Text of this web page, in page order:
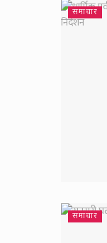
समाचार
समाचार